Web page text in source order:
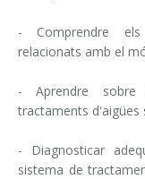
- Comprendre
relacionats amb el
- Aprendre sobre
tractaments d'aigües
- Diagnosticar
sistema de